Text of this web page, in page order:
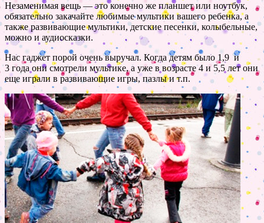
Незаменимая вещь — это конечно же планшет или ноутбук,
обязательно закачайте любимые мультики вашего ребенка, а
также развивающие мультики, детские песенки, колыбельные,
можно и аудиосказки.
Нас гаджет порой очень выручал. Когда детям было 1,9 и
3 года они смотрели мультике, а уже в возрасте 4 и 5,5 лет они
еще играли в развивающие игры, пазлы и т.п.